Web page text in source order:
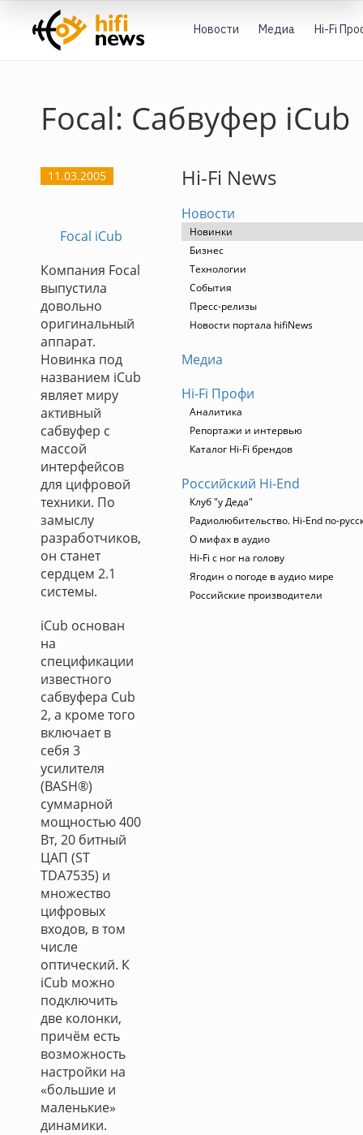
Новости Медиа Hi-Fi
Focal: Сабвуфер iCub
11.03.2005
Focal iCub
Компания Focal
выпустила
довольно
оригинальный
аппарат.
Новинка под
названием iCub
являет миру
активный
сабвуфер с
массой
интерфейсов
для цифровой
техники. По
замыслу
разработчиков,
он станет
сердцем 2.1
системы.
iCub основан
на
спецификации
известного
сабвуфера Cub
2, а кроме того
включает в
себя 3
усилителя
(BASH®)
суммарной
мощностью 400
Вт, 20 битный
ЦАП (ST
TDA7535) и
множество
цифровых
входов, в том
числе
оптический. К
iCub можно
подключить
две колонки,
причём есть
возможность
настройки на
«большие и
маленькие»
динамики.
Hi-Fi News
Новости
Новинки
Бизнес
Технологии
События
Пресс-релизы
Новости портала hifiNews
Медиа
Hi-Fi Профи
Аналитика
Репортажи и интервью
Каталог Hi-Fi брендов
Российский Hi-End
Клуб "у Деда"
Радиолюбительство. Hi-End по-
О мифах в аудио
Hi-Fi с ног на голову
Ягодин о погоде в аудио мире
Российские производители